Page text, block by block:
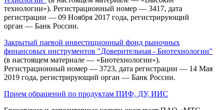
технологии»). Регистрационный номер — 3417, дата
регистрации — 09 Ноября 2017 года, регистрирующий
орган — Банк России.
Закрытый паевой инвестиционный фонд рыночных
финансовых инструментов "Доверительная - Биотехнологии"
(в настоящем материале — «Биотехнологии»).
Регистрационный номер — 3723, дата регистрации — 14 Мая
2019 года, регистрирующий орган — Банк России.
Прием обращений по продуктам ПИФ, ДУ, ИИС